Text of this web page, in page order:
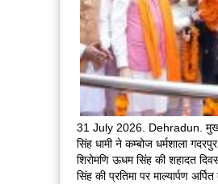
आपदा
प्रबंधन
व्यवस्थाओं
ली
जानकारी
31 July 2026. Dehradun.
सिंह धामी ने कम्बोज धर्मशाला
शिरोमणि ऊधम सिंह की शहादत
सिंह की प्रतिमा पर माल्यार्पण